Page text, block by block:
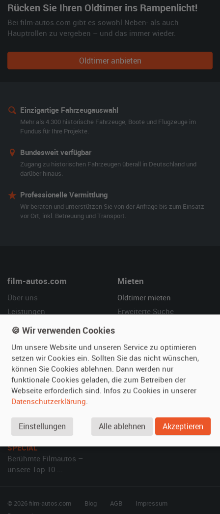
Rücken Sie Ihren Oldtimer ins Rampenlicht!
Bei film-autos.com gibt es sowohl Neben- als auch
Hauptrollen zu vergeben – und das immer wieder.
Oldtimer anbieten
Einzigartige Fahrzeugauswahl
Mehr als 4.300 historische Fahrzeuge, Boote und Flugzeuge im
Fundus für Ihre Projekte.
Bundesweit verfügbar
Zugang zu historischen Fahrzeugen überall in Deutschland und
darüber hinaus.
Professionelle Vermittlung
Wir beraten und unterstützen Sie von der Anfrage bis zum Einsatz
vor Ort, inkl. Betreuung und Transport.
film-autos.com
Über uns
Leistungen
Referenzen
Mieten
Oldtimer mieten
Erweiterte Suche
Vermieten
Oldtimer anmelden
Fotos senden
Inserat verwalten
Hilfe
Häufige Fragen (FAQ)
So funktioniert's
SPECIAL
Berühmte Filmautos –
unsere Top 10 ...
© 2026 film-autos.com Blog AGB
Impressum
🍪 Wir verwenden Cookies
Um unsere Website und unseren Service zu optimieren
setzen wir Cookies ein. Sollten Sie das nicht wünschen,
können Sie Cookies ablehnen. Dann werden nur
funktionale Cookies geladen, die zum Betreiben der
Webseite erforderlich sind. Infos zu Cookies in unserer
Datenschutzerklärung.
Einstellungen Alle ablehnen Akzeptieren